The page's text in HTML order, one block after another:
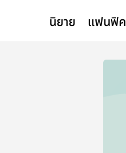
นิยาย แฟนฟิค